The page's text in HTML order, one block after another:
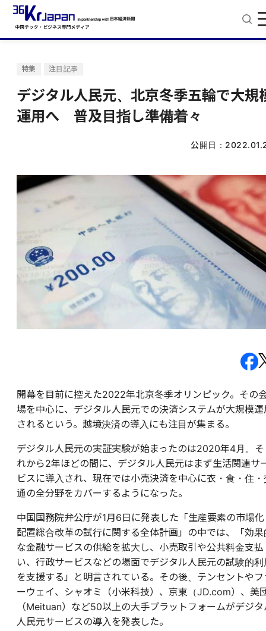
特集 注目記事
デジタル人民元、北京冬季五輪で大規
運用へ 普及目指し準備着々
公開日：
開幕を目前に控えた2022年北京冬季オリンピック。その
場を中心に、デジタル人民元での決済システムが大規模運
されるという。越境決済の導入にも注目が集まる。
デジタル人民元の実証実験が始まったのは2020年4月。そ
れから2年ほどの間に、デジタル人民元はまず生活関連サ
ビスに導入され、現在では小売決済を中心に衣・食・住・
通の全分野をカバーするようになった。
中国国務院弁公庁が1月6日に発表した「生産要素の市場化
配置総合改革の試行に関する全体計画」の中では、「効果
な金融サービスの供給を拡大し、小売取引や公共料金支払
い、行政サービスなどの場面でデジタル人民元の試験的利
を支援する」と明言されている。その後、テンセントやフ
ーウェイ、シャオミ（小米科技）、京東（JD.com）、美
（Meituan）など50以上の大手プラットフォームがデジタ
人民元サービスの導入を発表した。